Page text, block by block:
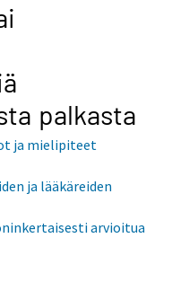
palkasta
ja mielipiteet
ja lääkäreiden
arvioitua